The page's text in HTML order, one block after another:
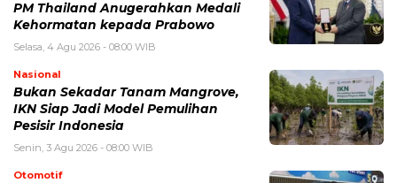
PM Thailand Anugerahkan Medali
Kehormatan kepada Prabowo
Selasa, 4 Agu 2026 - 08:00 WIB
Nasional
Bukan Sekadar Tanam Mangrove,
IKN Siap Jadi Model Pemulihan
Pesisir Indonesia
Senin, 3 Agu 2026 - 08:00 WIB
Otomotif